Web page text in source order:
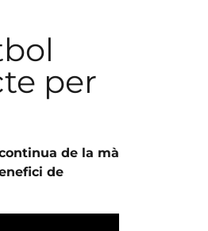
per
de la mà
de